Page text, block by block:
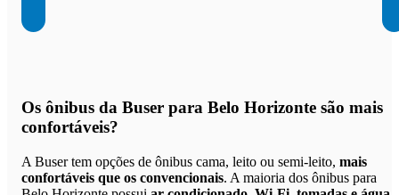
Os ônibus da Buser para Belo Horizonte são mais
confortáveis?
A Buser tem opções de ônibus cama, leito ou semi-leito, mais
confortáveis que os convencionais. A maioria dos ônibus para